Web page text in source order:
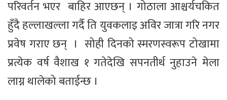
परिवर्तन भएर बाहिर आएछन् । गोठाला आश्चर्यचकित
हुँदै हल्लाखल्ला गर्दै ति युवकलाइ अविर जात्रा गरि नगर
प्रवेष गराए छन् । सोही दिनको स्मरणस्वरूप टोखामा
प्रत्येक वर्ष वैशाख १ गतेदेखि सपनतीर्थ नुहाउने मेला
लाग्न थालेको बताईन्छ ।